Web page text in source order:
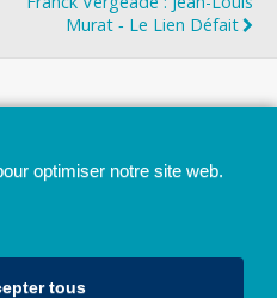
Murat ‐ Le Lien Défait
optimiser notre site web.
tous